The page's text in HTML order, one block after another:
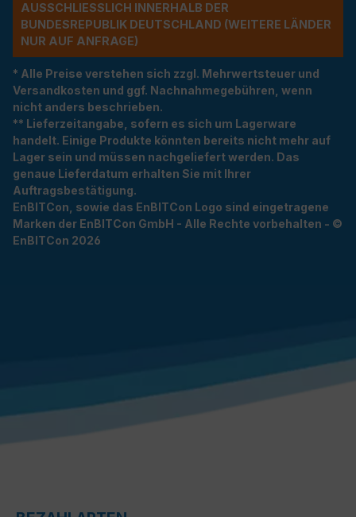
USSCHLIESSLICH INNERHALB DER BU
NDESREPUBLIK DEUTSCHLAND (WEITERE LÄNDER NU
R AUF ANFRAGE)
* Alle Preise verstehen sich zzgl. Mehrwertsteuer und
Versandkosten und ggf. Nachnahmegebühren, wenn
nicht anders beschrieben.
** Lieferzeitangabe, sofern es sich um Lagerware
handelt. Einige Produkte könnten bereits nicht mehr auf
Lager sein und müssen nachgeliefert werden. Das
genaue Lieferdatum erhalten Sie mit Ihrer
Auftragsbestätigung.
EnBITCon, sowie das EnBITCon Logo sind eingetragene
Marken der EnBITCon GmbH - Alle Rechte vorbehalten - ©
EnBITCon 2026